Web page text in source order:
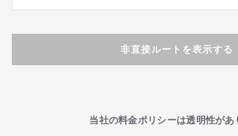
非直接ルートを表示する
当社の料金ポリシーは透明性があ